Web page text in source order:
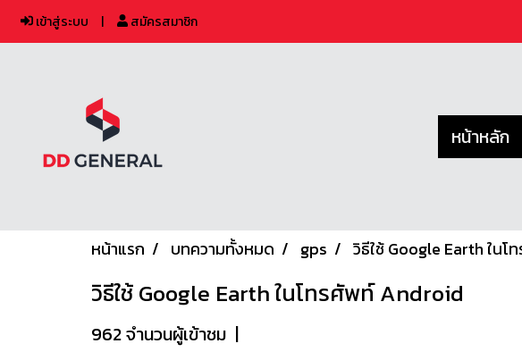
เข้าสู่ระบบ สมัครสมาชิก
หน้าหลัก
หน้าแรก บทความทั้งหมด gps วิธีใช้ Google Earth ใน
วิธีใช้ Google Earth ในโทรศัพท์ Android
962 จำนวนผู้เข้าชม |